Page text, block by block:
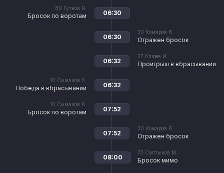
89 Гутнов Я.
Бросок по воротам 06:30
30 Комаров В.
Отражен бросок
06:30
27 Клюев И.
Проигрыш в вбрасывании
06:32
10 Симаков А.
Победа в вбрасывании 06:32
10 Симаков А.
Бросок по воротам 07:52
30 Комаров В.
Отражен бросок
07:52
72 Салтыков М.
Бросок мимо
08:00